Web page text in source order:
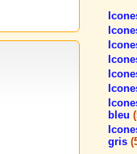
bleu
gris